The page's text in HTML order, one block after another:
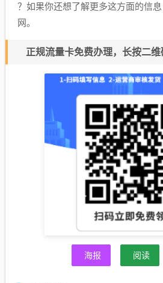
？如果你还想了解更多这方面的信
网。
正规流量卡免费办理，长按二维
海报 阅读